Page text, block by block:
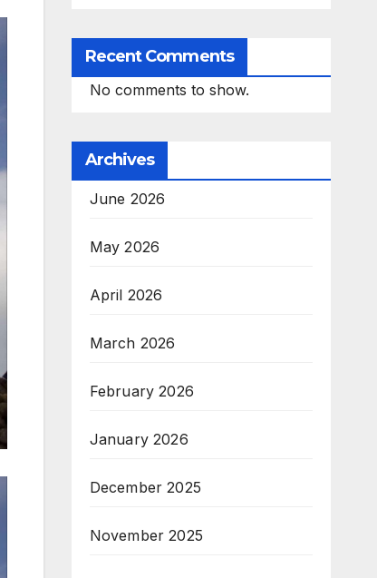
Recent Comments
No comments to show.
Archives
June 2026
May 2026
April 2026
March 2026
February 2026
January 2026
December 2025
November 2025